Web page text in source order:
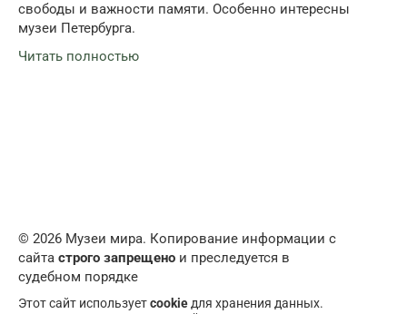
свободы и важности памяти. Особенно интересны
музеи Петербурга.
Читать полностью
© 2026 Музеи мира. Копирование информации с
сайта строго запрещено и преследуется в
судебном порядке
Этот сайт используетcookie для хранения данных.